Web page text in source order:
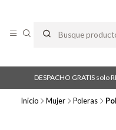
DESPACHO GRATIS
Inicio Mujer Poleras